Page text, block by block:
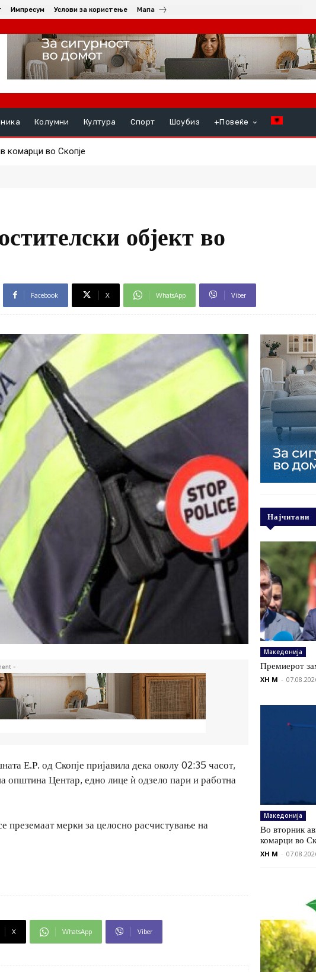
Импресум Услови за користење Мапа
Колумни Култура Спорт Шоубиз +Повеќе
комарци во Скопје
се хепатитите ако кризата со водата во Гостивар продолжи
објект во
Facebook X WhatsApp Viber
-
Е.Р. од Скопје пријавила дека околу 02:35 часот,
општина Центар, едно лице ѝ одзело пари и работна
мерки за целосно расчистување на
X WhatsApp Viber
Најчитани
Македонија
Премиерот
XH M -
Македонија
Во вторник
комарци во
XH M -